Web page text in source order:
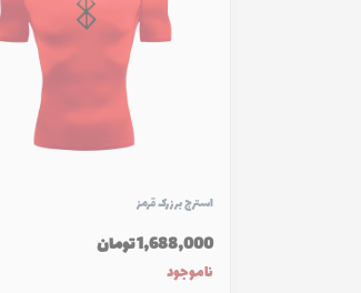
استرج برزرک قرمز
1,688,000 تومان
ناموجود